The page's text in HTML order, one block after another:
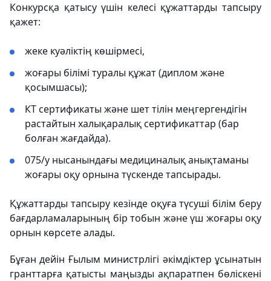
Конкурсқа қатысу үшін келесі құжаттарды тапсыру
қажет:
жеке куәліктің көшірмесі,
жоғары білімі туралы құжат (диплом және
қосымшасы);
КТ сертификаты және шет тілін меңгергендігін
растайтын халықаралық сертификаттар (бар
болған жағдайда).
075/у нысанындағы медициналық анықтаманы
жоғары оқу орнына түскенде тапсырады.
Құжаттарды тапсыру кезінде оқуға түсуші білім беру
бағдарламаларының бір тобын және үш жоғары оқу
орнын көрсете алады.
Бұған дейін Ғылым министрлігі әкімдіктер ұсынатын
гранттарға қатысты маңызды ақпаратпен бөліскені